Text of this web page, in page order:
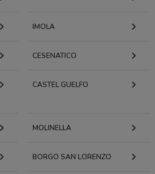
IMOLA
CESENATICO
CASTEL GUELFO
MOLINELLA
BORGO SAN LORENZO